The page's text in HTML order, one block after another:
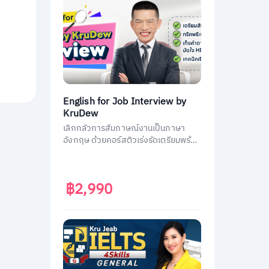
English for Job Interview by
KruDew
เลิกกลัวการสัมภาษณ์งานเป็นภาษา
อังกฤษ ด้วยคอร์สติวเร่งรัดเตรียมพร้อม
฿2,990